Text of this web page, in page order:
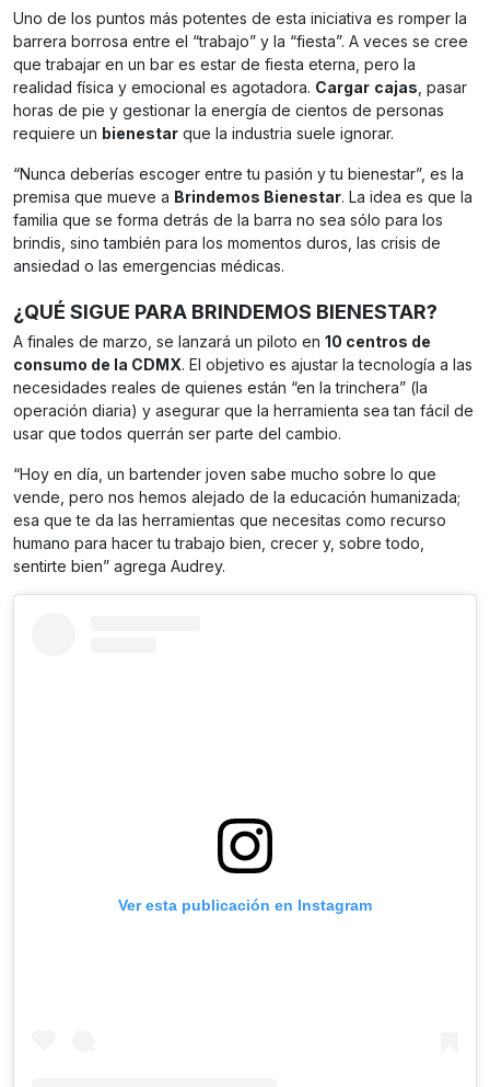
Uno de los puntos más potentes de esta iniciativa es romper la
barrera borrosa entre el “trabajo” y la “fiesta”. A veces se cree
que trabajar en un bar es estar de fiesta eterna, pero la
realidad física y emocional es agotadora. Cargar cajas , pasar
horas de pie y gestionar la energía de cientos de personas
requiere un bienestar que la industria suele ignorar.
“Nunca deberías escoger entre tu pasión y tu bienestar”, es la
premisa que mueve a Brindemos Bienestar. La idea es que la
familia que se forma detrás de la barra no sea sólo para los
brindis, sino también para los momentos duros, las crisis de
ansiedad o las emergencias médicas.
¿QUÉ SIGUE PARA BRINDEMOS BIENESTAR?
A finales de marzo, se lanzará un piloto en 10 centros de
consumo de la CDMX. El objetivo es ajustar la tecnología a las
necesidades reales de quienes están “en la trinchera” (la
operación diaria) y asegurar que la herramienta sea tan fácil de
usar que todos querrán ser parte del cambio.
“Hoy en día, un bartender joven sabe mucho sobre lo que
vende, pero nos hemos alejado de la educación humanizada;
esa que te da las herramientas que necesitas como recurso
humano para hacer tu trabajo bien, crecer y, sobre todo,
sentirte bien” agrega Audrey.
Ver esta publicación en Instagram